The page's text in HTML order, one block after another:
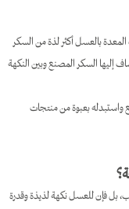
بالعسل أكثر لذة من السكر
إليها السكر المصنع وبين النكهة
بعبوة من منتجات
بل فإن للعسل نكهة لذيذة وقدرة